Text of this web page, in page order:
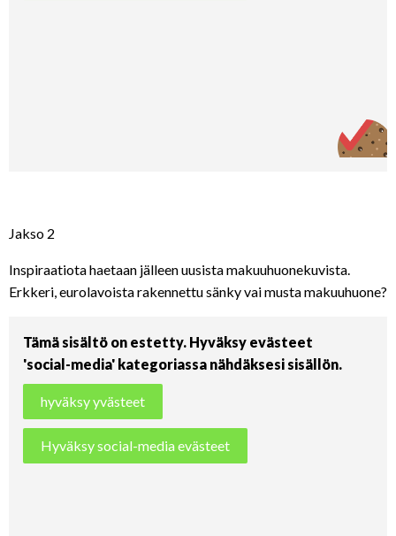
Jakso 2
Inspiraatiota haetaan jälleen uusista makuuhuonekuvista.
Erkkeri, eurolavoista rakennettu sänky vai musta makuuhuone?
Tämä sisältö on estetty. Hyväksy evästeet
'social-media' kategoriassa nähdäksesi sisällön.
hyväksy yvästeet
Hyväksy social-media evästeet